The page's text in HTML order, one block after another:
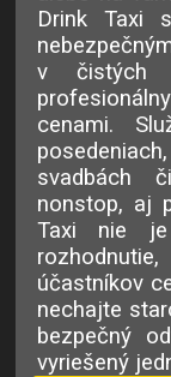
Drink Taxi
v čistých
cenami.
svadbách
nonstop, aj
Taxi nie je
účastníkov
nechajte
bezpečný
vyriešený